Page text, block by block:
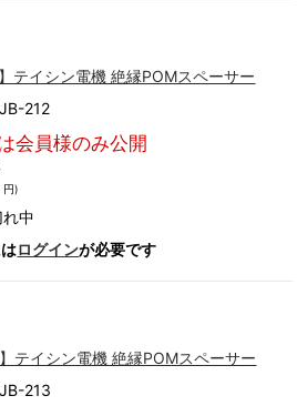
テイシン電機 絶縁POMスペーサー
212
会員様のみ公開
円)
中
ログインが必要です
テイシン電機 絶縁POMスペーサー
213